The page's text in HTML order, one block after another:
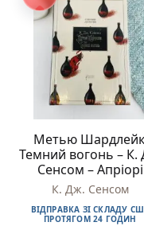
Метью
Темний вогонь – К.
Сенсом – Апріорі
К. Дж. Сенсом
ВІДПРАВКА ЗІ СКЛАДУ
ПРОТЯГОМ 24 ГОДИН